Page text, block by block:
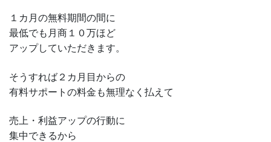
１カ月の無料期間の間に
最低でも月商１０万ほど
アップしていただきます。
そうすれば２カ月目からの
有料サポートの料金も無理なく払えて
売上・利益アップの行動に
集中できるから